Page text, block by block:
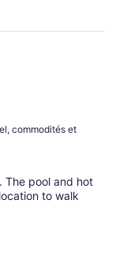
commodités et
The pool and hot
to walk